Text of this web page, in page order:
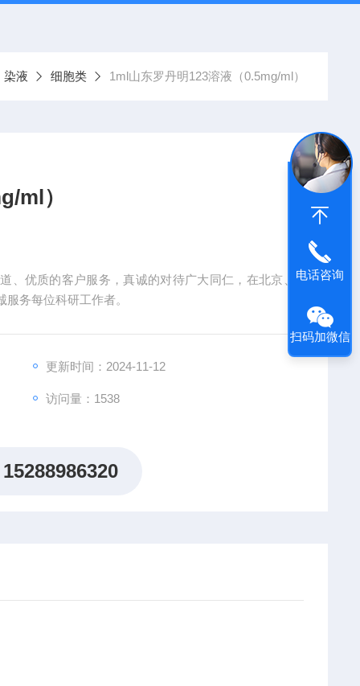
染液 细胞类 1ml山东罗丹明123溶液（0.5mg/ml）
ml）
、优质的客户服务，真诚的对待广大同仁，在北京、
务每位科研工作者。
更新时间：2024-11-12
访问量：1538
15288986320
电话咨询
扫码加微信